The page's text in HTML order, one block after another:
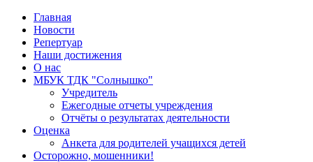
Главная
Новости
Репертуар
Наши достижения
О нас
МБУК ТДК "Солнышко"
Учредитель
Ежегодные отчеты учреждения
Отчёты о результатах деятельности
Оценка
Анкета для родителей учащихся детей
Осторожно, мошенники!